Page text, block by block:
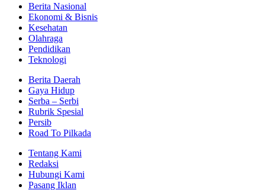
Berita Nasional
Ekonomi & Bisnis
Kesehatan
Olahraga
Pendidikan
Teknologi
Berita Daerah
Gaya Hidup
Serba – Serbi
Rubrik Spesial
Persib
Road To Pilkada
Tentang Kami
Redaksi
Hubungi Kami
Pasang Iklan